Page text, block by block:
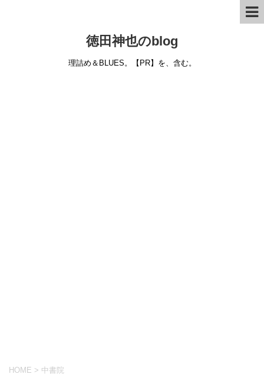
徳田神也のblog
理詰め＆BLUES。【PR】を、含む。
HOME > 中書院